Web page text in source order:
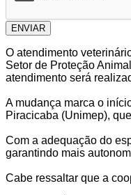
ENVIAR
O atendimento
Setor de Proteção
atendimento será
A mudança marca o
Piracicaba (Unimep),
Com a adequação do
garantindo mais
Cabe ressaltar que a